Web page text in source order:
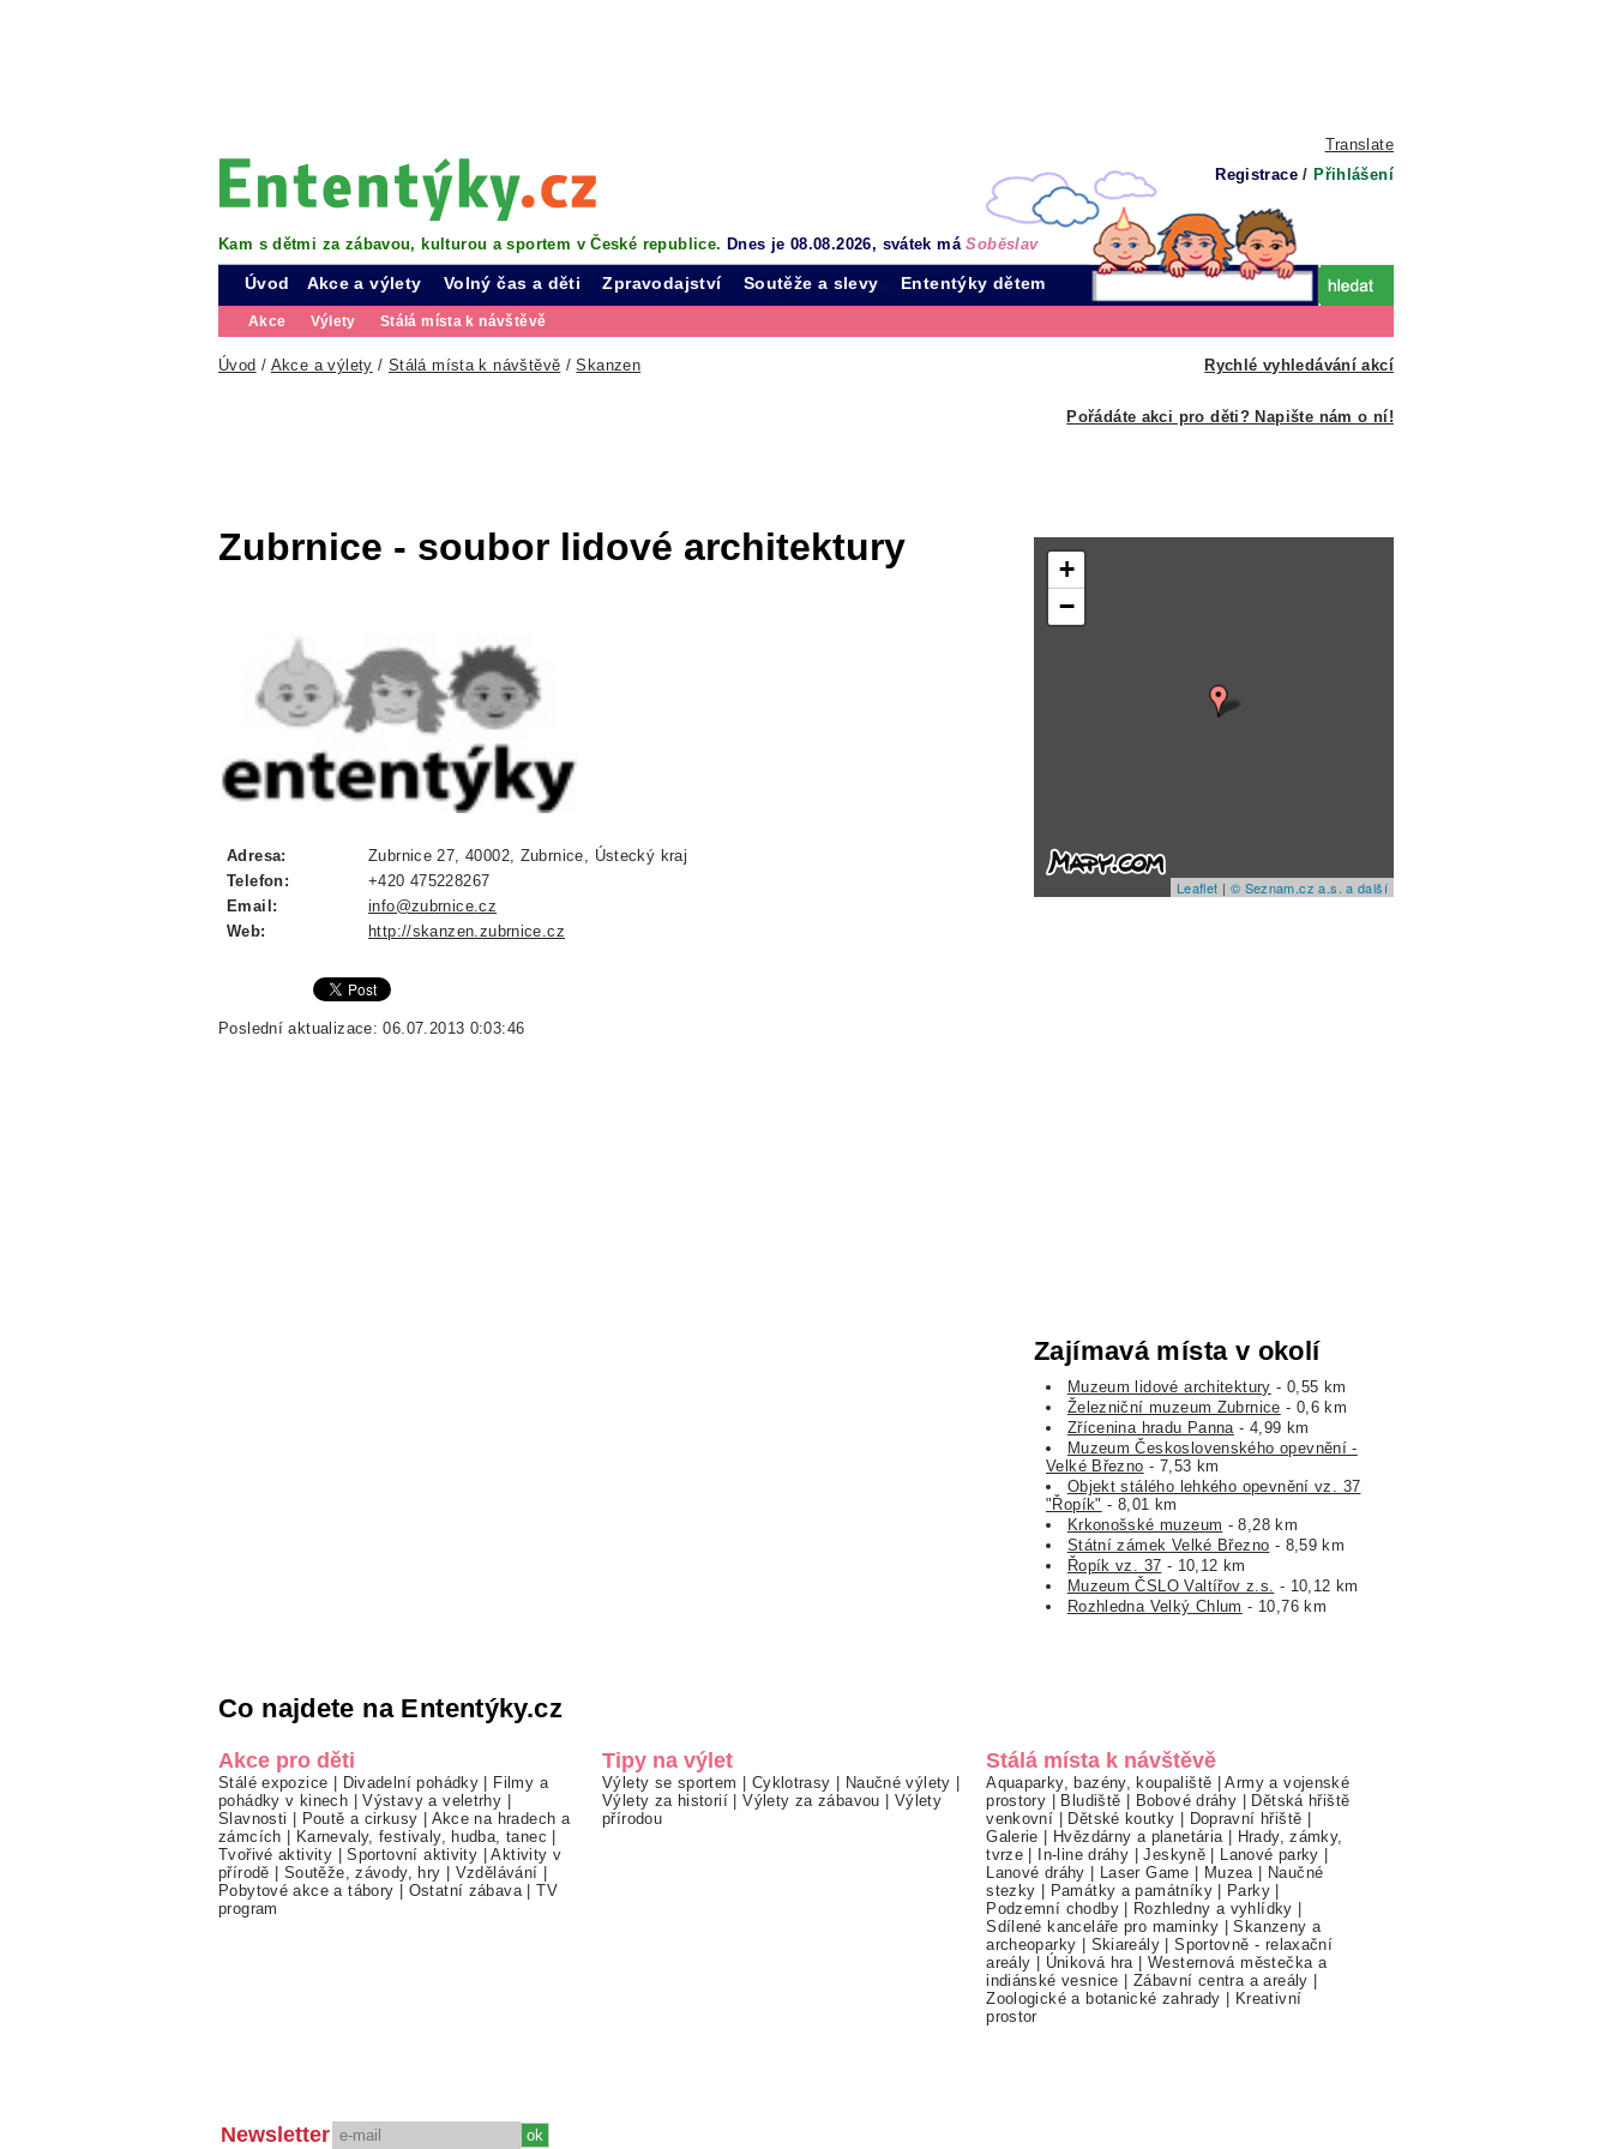
Translate
Registrace / Přihlášení
Kam s dětmi za zábavou, kulturou a sportem v České republice. Dnes je 08.08.2026, svátek máSoběslav
Úvod Akce a výlety
Akce Výlety Stálá místa k návštěvě
Volný čas a děti Zpravodajství Soutěže a slevy Ententýky dětem
Rychlé vyhledávání akcí
Úvod / Akce a výlety / Stálá místa k návštěvě /Skanzen
Pořádáte akci pro děti? Napište nám o ní!
Zubrnice - soubor lidové architektury
Adresa:
Zubrnice 27, 40002, Zubrnice, Ústecký kraj
Telefon:
+420 475228267
Email:
info@zubrnice.cz
Web:
http://skanzen.zubrnice.cz
Poslední aktualizace: 06.07.2013 0:03:46
+
−
Leaflet | © Seznam.cz a.s. a další
Zajímavá místa v okolí
Muzeum lidové architektury - 0,55 km
Železniční muzeum Zubrnice - 0,6 km
Zřícenina hradu Panna- 4,99 km
Muzeum Československého opevnění -
Velké Březno - 7,53 km
Objekt stálého lehkého opevnění vz. 37
"Řopík" - 8,01 km
Krkonošské muzeum - 8,28 km
Státní zámek Velké Březno - 8,59 km
Řopík vz. 37 - 10,12 km
Muzeum ČSLO Valtířov z.s. - 10,12 km
Rozhledna Velký Chlum - 10,76 km
Co najdete na Ententýky.cz
Akce pro děti
Stálé expozice | Divadelní pohádky | Filmy a
pohádky v kinech |Výstavy a veletrhy |
Slavnosti | Poutě a cirkusy | Akce na hradech a
zámcích | Karnevaly, festivaly, hudba, tanec |
Tvořivé aktivity |Sportovní aktivity |Aktivity v
přírodě | Soutěže, závody, hry | Vzdělávání |
Pobytové akce a tábory | Ostatní zábava |TV
program
Tipy na výlet
Výlety se sportem | Cyklotrasy | Naučné výlety |
Výlety za historií |Výlety za zábavou | Výlety
přírodou
Stálá místa k návštěvě
Aquaparky, bazény, koupaliště |Army a vojenské
prostory | Bludiště | Bobové dráhy | Dětská hřiště
venkovní | Dětské koutky | Dopravní hřiště |
Galerie | Hvězdárny a planetária | Hrady, zámky,
tvrze | In-line dráhy |Jeskyně | Lanové parky |
Lanové dráhy | Laser Game | Muzea | Naučné
stezky | Památky a památníky| Parky |
Podzemní chodby| Rozhledny a vyhlídky |
Sdílené kanceláře pro maminky |Skanzeny a
archeoparky | Skiareály |Sportovně - relaxační
areály | Úniková hra |Westernová městečka a
indiánské vesnice | Zábavní centra a areály |
Zoologické a botanické zahrady | Kreativní
prostor
Newsletter